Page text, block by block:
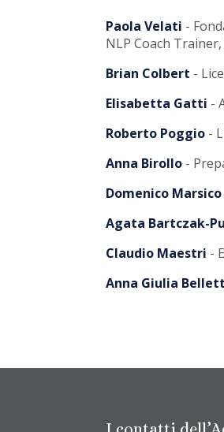
Paola Velati -
NLP Coach
Brian Colbert -
Elisabetta Gatti -
Roberto Poggio -
Anna Birollo -
Domenico Marsico
Agata Bartczak-
Claudio Maestri -
Anna Giulia